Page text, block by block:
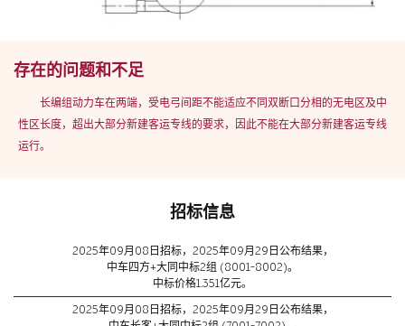
存在的问题和不足
长编组动力车在两端，受电弓间距不能适应不同双断口分相的无电区及中
性区长度，超出大部分新建客运专线的要求，因此不能在大部分新建客运专线
运行。
招标信息
2025年09月08日招标，2025年09月29日公布结果，
中车四方+大同中标2组 (8001-8002)。
中标价格1.351亿元。
2025年09月08日招标，2025年09月29日公布结果，